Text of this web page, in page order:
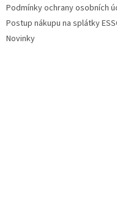
Podmínky ochrany osobních
Postup nákupu na splátky
Novinky